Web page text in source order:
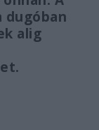
dugóban
alig